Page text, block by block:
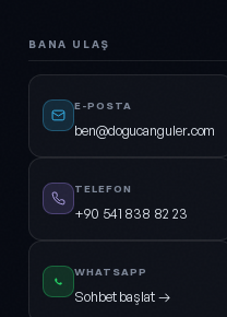
BANA ULAŞ
E-POSTA
ben@dogucanguler.com
TELEFON
+90 541 838 82 23
WHATSAPP
Sohbet başlat →